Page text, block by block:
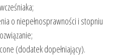
o niepełnosprawności i stopniu
(dodatek dopełniający).